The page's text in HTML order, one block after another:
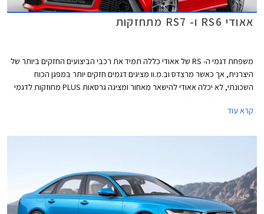
אאודי RS6 ו- RS7 מתחזקות
משפחת דגמי ה- RS של אאודי כללה תמיד את רכבי הביצועים החזקים ביותר של
היצרנית, אך כאשר מרצדס וב.מ.וו מציגים דגמים חזקים יותר במפגן הכוח
השכונתי, לא יכלה אאודי להישאר מאחור ומציגה גרסאות PLUS מחוזקות לדגמי
קרא עוד